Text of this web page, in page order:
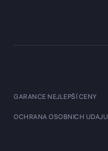
GARANCE NEJLEPŠÍ CENY
OCHRANA OSOBNICH UDAJU